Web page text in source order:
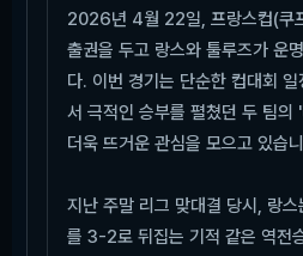
2026년 4월 22일, 프랑스컵(쿠
출권을 두고 랑스와 툴루즈가 운
다. 이번 경기는 단순한 컵대회
서 극적인 승부를 펼쳤던 두 팀의
더욱 뜨거운 관심을 모으고 있습
지난 주말 리그 맞대결 당시, 랑
를 3-2로 뒤집는 기적 같은 역전